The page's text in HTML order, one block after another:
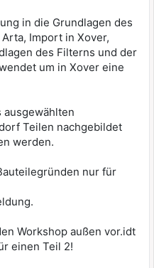
in die Grundlagen des
Import in Xover,
des Filterns und der
um in Xover eine
ausgewählten
Teilen nachgebildet
werden.
nur für
Workshop außen vor.idt
einen Teil 2!